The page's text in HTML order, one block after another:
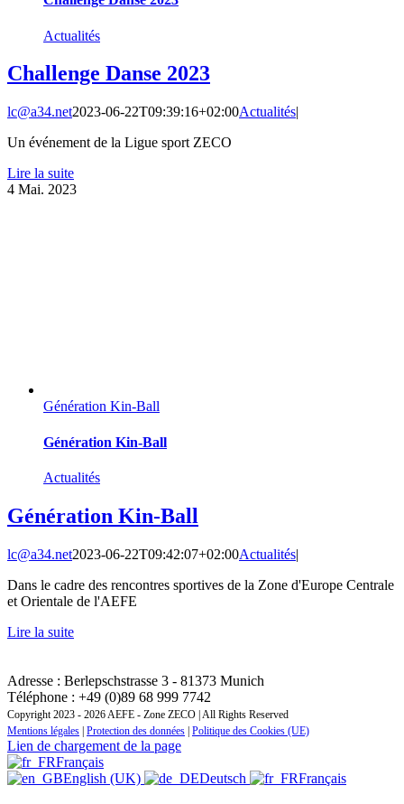
Actualités
Challenge Danse 2023
lc@a34.net2023-06-22T09:39:16+02:00Actualités|
Un événement de la Ligue sport ZECO
Lire la suite
4 Mai. 2023
Génération Kin-Ball
Génération Kin-Ball
Actualités
Génération Kin-Ball
lc@a34.net2023-06-22T09:42:07+02:00Actualités|
Dans le cadre des rencontres sportives de la Zone d'Europe Centrale
et Orientale de l'AEFE
Lire la suite
Adresse : Berlepschstrasse 3 - 81373 Munich
Téléphone : +49 (0)89 68 999 7742
Copyright 2023 - 2026 AEFE - Zone ZECO | All Rights Reserved
Mentions légales | Protection des données | Politique des Cookies (UE)
Lien de chargement de la page
Français
English (UK)
Deutsch Français